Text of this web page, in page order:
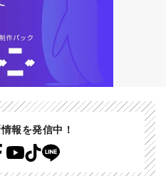
報を発信中！